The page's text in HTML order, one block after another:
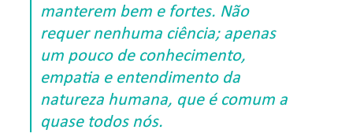
manterem bem e fortes. Não
requer nenhuma ciência; apenas
um pouco de conhecimento,
empatia e entendimento da
natureza humana, que é comum a
quase todos nós.